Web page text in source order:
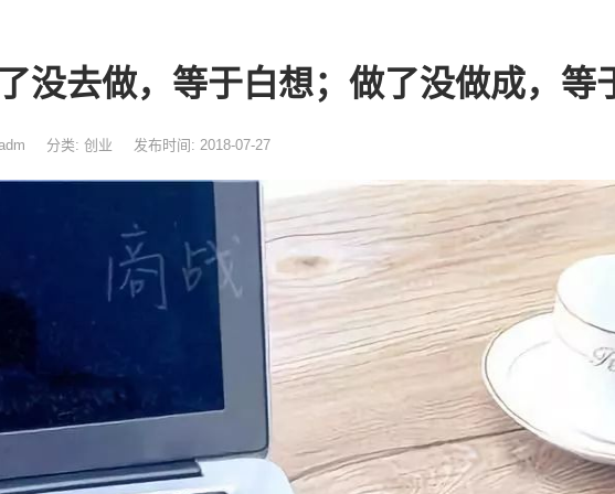
没去做，等于白想；做了没做成，等
分类: 创业 发布时间: 2018-07-27